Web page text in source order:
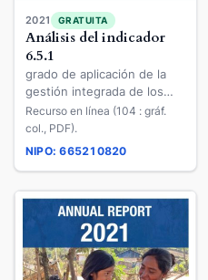
2021 GRATUITA
Análisis del indicador
6.5.1
grado de aplicación de la
gestión integrada de los
recursos hídricos en los
países del ámbito
iberoamericano :
Gestión de los recursos
hídricos)
Recurso en línea (104 : gráf.
col., PDF).
NIPO: 665210820